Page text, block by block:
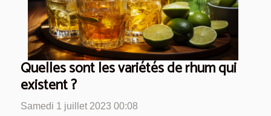
Quelles sont les variétés de rhum qui
existent ?
Samedi 1 juillet 2023 00:08